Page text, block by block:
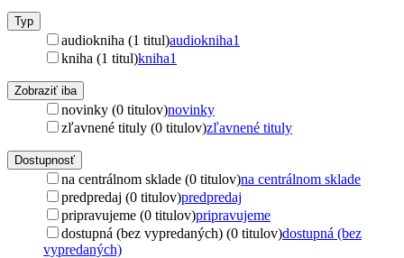
Typ
audiokniha (1 titul)audiokniha1
kniha (1 titul)kniha1
Zobraziť iba
novinky (0 titulov)novinky
zľavnené tituly (0 titulov)zľavnené tituly
Dostupnosť
na centrálnom sklade (0 titulov)na centrálnom sklade
predpredaj (0 titulov)predpredaj
pripravujeme (0 titulov)pripravujeme
dostupná (bez vypredaných) (0 titulov)dostupná (bez
vypredaných)